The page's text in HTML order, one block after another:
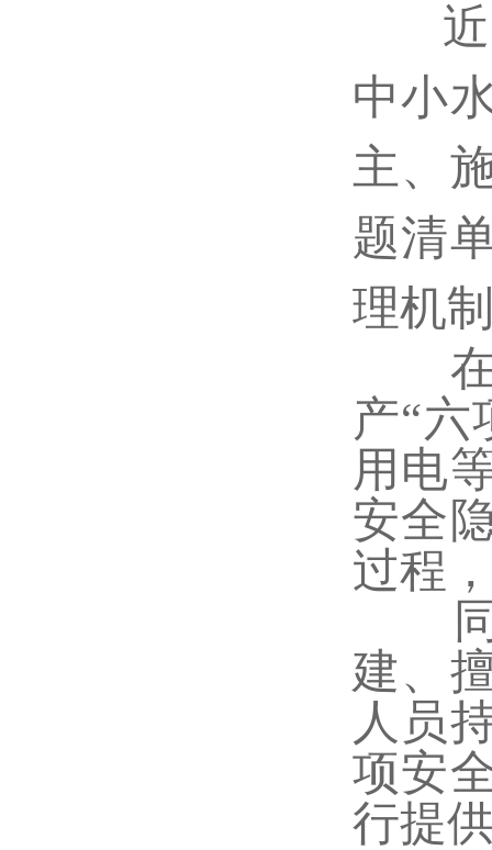
中小
主、
题清
理机
在
产“
用电
安全
过程
同
建、
人员
项安
行提